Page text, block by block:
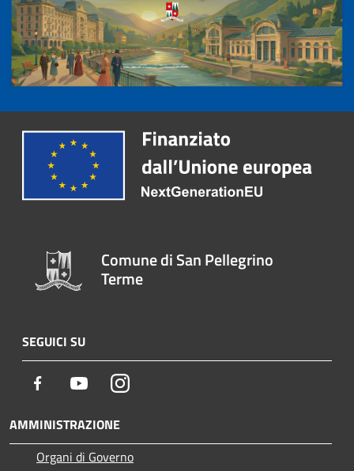
Comune di San Pellegrino
Terme
SEGUICI SU
Facebook YoutubeInstagram
AMMINISTRAZIONE
Organi di Governo